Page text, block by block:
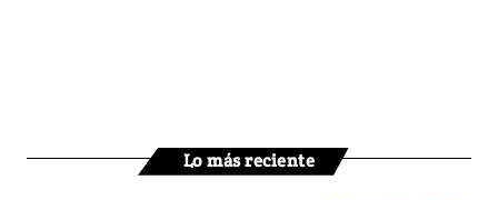
Lo más reciente